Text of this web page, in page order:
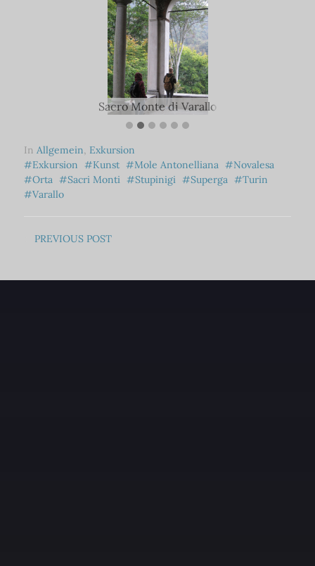
Sacro Monte di Varallo
In Allgemein, Exkursion
Exkursion
Kunst Mole Antonelliana
Novalesa
Orta
Sacri Monti Stupinigi Superga
Turin
Varallo
PREVIOUSPOST